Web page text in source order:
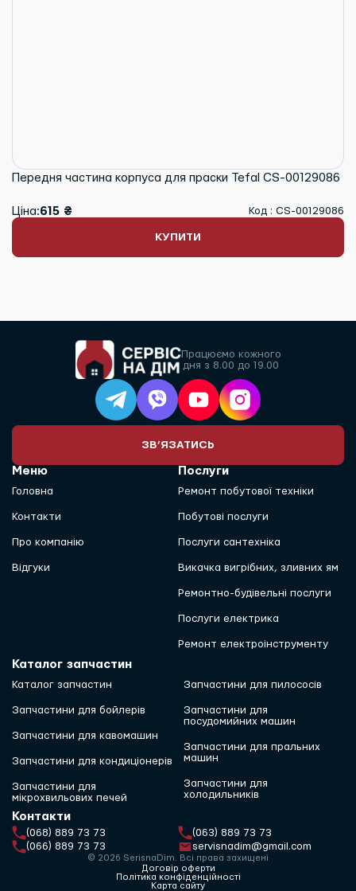
Передня частина корпуса для праски Tefal CS-00129086
Ціна:615 ₴ Код : CS-00129086
КУПИТИ
Працюємо кожного
дня з 8.00 до 19.00
ЗВ’ЯЗАТИСЬ
Меню
Головна
Контакти
Про компанію
Відгуки
Послуги
Ремонт побутової техніки
Побутові послуги
Послуги сантехніка
Викачка вигрібних, зливних ям
Ремонтно-будівельні послуги
Послуги електрика
Ремонт електроінструменту
Каталог запчастин
Каталог запчастин
Запчастини для бойлерів
Запчастини для кавомашин
Запчастини для кондиціонерів
Запчастини для
мікрохвильових печей
Запчастини для пилососів
Запчастини для
посудомийних машин
Запчастини для пральних
машин
Запчастини для
холодильників
Контакти
(068) 889 73 73
(063) 889 73 73
(066) 889 73 73
servisnadim@gmail.com
© 2026 SerisnaDim. Всі права захищені
Договір оферти
Політика конфіденційності
Карта сайту